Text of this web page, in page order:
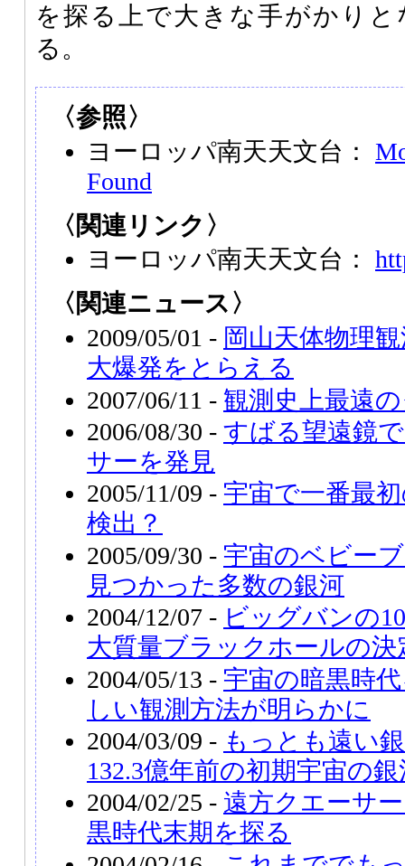
を探る上で大きな手がかり
る。
〈参照〉
ヨーロッパ南天天文台：
Found
〈関連リンク〉
ヨーロッパ南天天文台：
〈関連ニュース〉
2009/05/01 - 岡山天体物理
大爆発をとらえる
2007/06/11 - 観測史上最遠
2006/08/30 - すばる望遠鏡
サーを発見
2005/11/09 - 宇宙で一番最
検出？
2005/09/30 - 宇宙のベビー
見つかった多数の銀河
2004/12/07 - ビッグバンの
大質量ブラックホールの決
2004/05/13 - 宇宙の暗黒時
しい観測方法が明らかに
2004/03/09 - もっとも遠い
132.3億年前の初期宇宙の銀
2004/02/25 - 遠方クエーサ
黒時代末期を探る